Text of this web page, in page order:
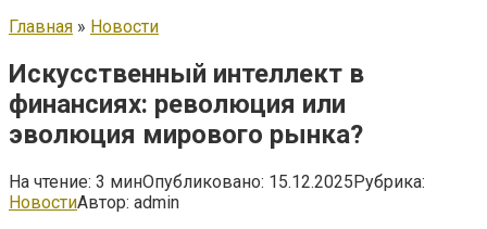
Главная » Новости
Искусственный интеллект в
финансиях: революция или
эволюция мирового рынка?
На чтение: 3 минОпубликовано: 15.12.2025Рубрика:
НовостиАвтор: admin